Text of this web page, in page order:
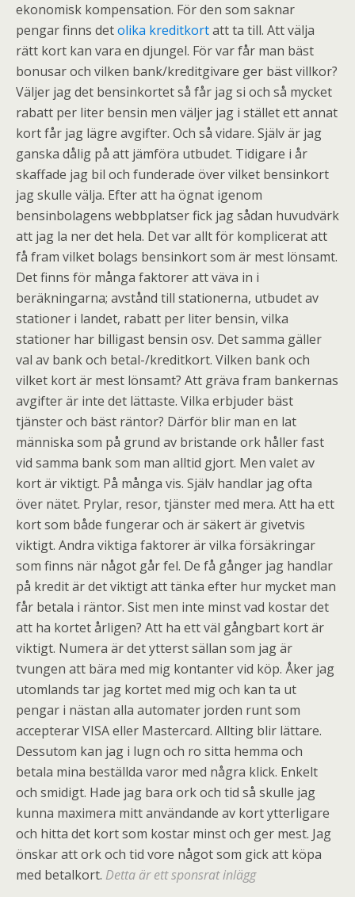
ekonomisk kompensation. För den som saknar
pengar finns detolika kreditkortatt ta till. Att välja
rätt kort kan vara en djungel. För var får man bäst
bonusar och vilken bank/kreditgivare ger bäst villkor?
Väljer jag det bensinkortet så får jag si och så mycket
rabatt per liter bensin men väljer jag i stället ett annat
kort får jag lägre avgifter. Och så vidare. Själv är jag
ganska dålig på att jämföra utbudet. Tidigare i år
skaffade jag bil och funderade över vilket bensinkort
jag skulle välja. Efter att ha ögnat igenom
bensinbolagens webbplatser fick jag sådan huvudvärk
att jag la ner det hela. Det var allt för komplicerat att
få fram vilket bolags bensinkort som är mest lönsamt.
Det finns för många faktorer att väva in i
beräkningarna; avstånd till stationerna, utbudet av
stationer i landet, rabatt per liter bensin, vilka
stationer har billigast bensin osv. Det samma gäller
val av bank och betal-/kreditkort. Vilken bank och
vilket kort är mest lönsamt? Att gräva fram bankernas
avgifter är inte det lättaste. Vilka erbjuder bäst
tjänster och bäst räntor? Därför blir man en lat
människa som på grund av bristande ork håller fast
vid samma bank som man alltid gjort. Men valet av
kort är viktigt. På många vis. Själv handlar jag ofta
över nätet. Prylar, resor, tjänster med mera. Att ha ett
kort som både fungerar och är säkert är givetvis
viktigt. Andra viktiga faktorer är vilka försäkringar
som finns när något går fel. De få gånger jag handlar
på kredit är det viktigt att tänka efter hur mycket man
får betala i räntor. Sist men inte minst vad kostar det
att ha kortet årligen? Att ha ett väl gångbart kort är
viktigt. Numera är det ytterst sällan som jag är
tvungen att bära med mig kontanter vid köp. Åker jag
utomlands tar jag kortet med mig och kan ta ut
pengar i nästan alla automater jorden runt som
accepterar VISA eller Mastercard. Allting blir lättare.
Dessutom kan jag i lugn och ro sitta hemma och
betala mina beställda varor med några klick. Enkelt
och smidigt. Hade jag bara ork och tid så skulle jag
kunna maximera mitt användande av kort ytterligare
och hitta det kort som kostar minst och ger mest. Jag
önskar att ork och tid vore något som gick att köpa
med betalkort. Detta är ett sponsrat inlägg